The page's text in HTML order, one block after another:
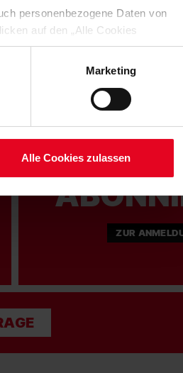
personenbezogene Daten von
auf den „Alle Cookies
Verarbeitung Ihrer
Art. 6 Abs. 1 lit. a DSGVO
eingesetzt. Ihre etwaig erteilten
Marketing
Alle Cookies zulassen
ZUR